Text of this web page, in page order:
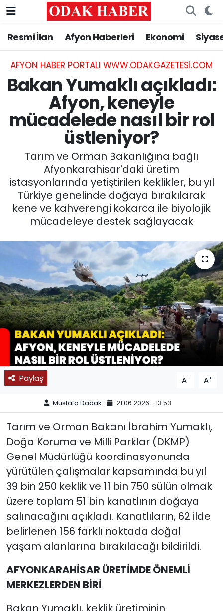
Resmi İlan Afyon Haberleri Ekonomi
AFYON HABER PORTALI WWW.ODAKGAZETESI.COM
Bakan Yumaklı açıkladı:
Afyon, keneyle
mücadelede nasıl bir rol
üstleniyor?
Tarım ve Orman Bakanlığına bağlı
Afyonkarahisar'daki üretim
istasyonlarında yetiştirilen keklikler, bu yıl
Türkiye genelinde doğaya bırakılarak
kene ve kahverengi kokarca ile biyolojik
mücadeleye destek sağlayacak
Paylaş A- A+
Mustafa Dadak 21.06.2026 - 13:53
Tarım ve Orman Bakanı İbrahim Yumaklı,
Doğa Koruma ve Milli Parklar (DKMP)
Genel Müdürlüğü koordinasyonunda
yürütülen çalışmalar kapsamında bu yıl
39 bin 250 keklik ve 11 bin 750 sülün olmak
üzere toplam 51 bin kanatlının doğaya
salınacağını açıkladı. Kanatlıların, 62 ilde
belirlenen 156 farklı noktada doğal
yaşam alanlarına bırakılacağı bildirildi.
AFYONKARAHİSAR ÜRETİMDE ÖNEMLİ
MERKEZLERDEN BİRİ
Bakan Yumaklı, keklik üretiminin
AFYONKARAHİSAR HABERLERİ
Resmi İlan
ASAYİŞ
GÜNCEL
EĞİTİM
MAGAZİN
SAĞLIK
SPOR
11:11 MANŞET
Nöbetçi Eczaneler
Hava Durumu
Trafik Durumu
Süper Lig Puan Durumu ve Fikstür
Tüm Manşetler
Son Dakika Haberleri
Haber Arşivi